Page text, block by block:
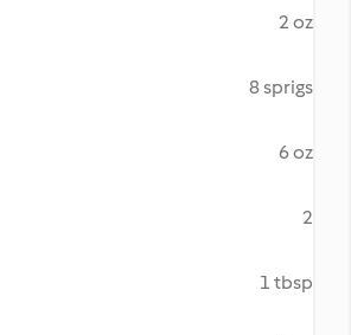
2 oz
8 sprigs
6 oz
2
1 tbsp